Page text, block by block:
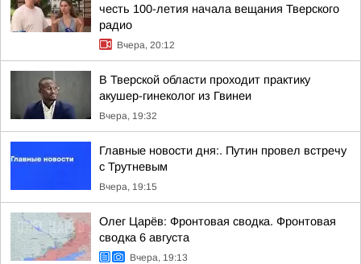
честь 100-летия начала вещания Тверского
радио
Вчера, 20:12
В Тверской области проходит практику
акушер-гинеколог из Гвинеи
Вчера, 19:32
Главные новости дня:. Путин провел встречу
с Трутневым
Вчера, 19:15
Олег Царёв: Фронтовая сводка. Фронтовая
сводка 6 августа
Вчера, 19:13